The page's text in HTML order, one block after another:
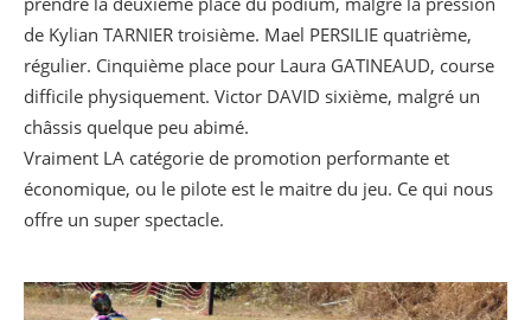
de Kylian TARNIER troisième. Mael PERSILIE quatrième,
régulier. Cinquième place pour Laura GATINEAUD, course
difficile physiquement. Victor DAVID sixième, malgré un
châssis quelque peu abimé.
Vraiment LA catégorie de promotion performante et
économique, ou le pilote est le maitre du jeu. Ce qui nous
offre un super spectacle.